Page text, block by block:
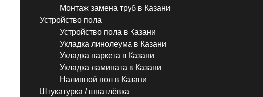
Монтаж замена труб в Казани
Устройство пола
Устройство пола в Казани
Укладка линолеума в Казани
Укладка паркета в Казани
Укладка ламината в Казани
Наливной пол в Казани
Штукатурка / шпатлёвка